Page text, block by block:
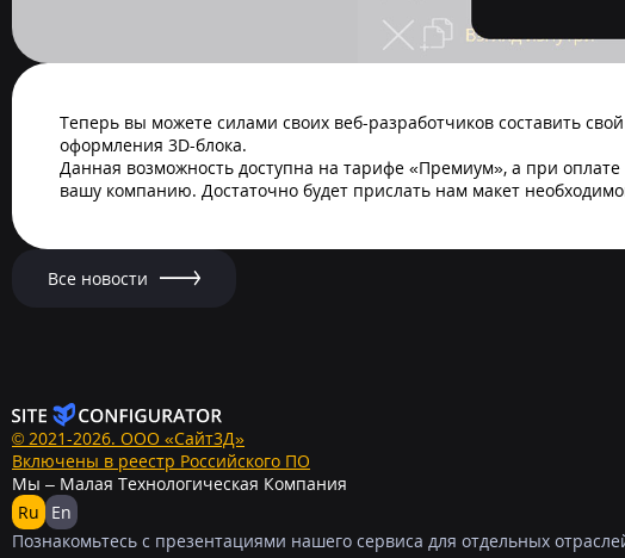
Теперь вы можете силами своих веб-разработчиков составить
оформления 3D-блока.
Данная возможность доступна на тарифе «Премиум», а при
вашу компанию. Достаточно будет прислать нам макет
Все новости
© 2021-2026. ООО «Сайт3Д»
Включены в реестр Российского ПО
Мы – Малая Технологическая Компания
Ru
En
Познакомьтесь с презентациями нашего сервиса для отдельных